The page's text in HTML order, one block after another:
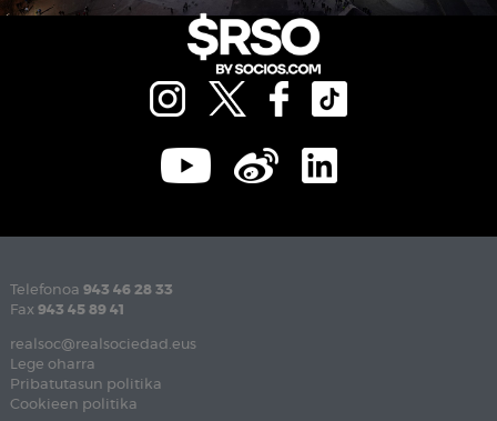
Telefonoa 943 46 28 33
Fax 943 45 89 41
realsoc@realsociedad.eus
Lege oharra
Pribatutasun politika
Cookieen politika